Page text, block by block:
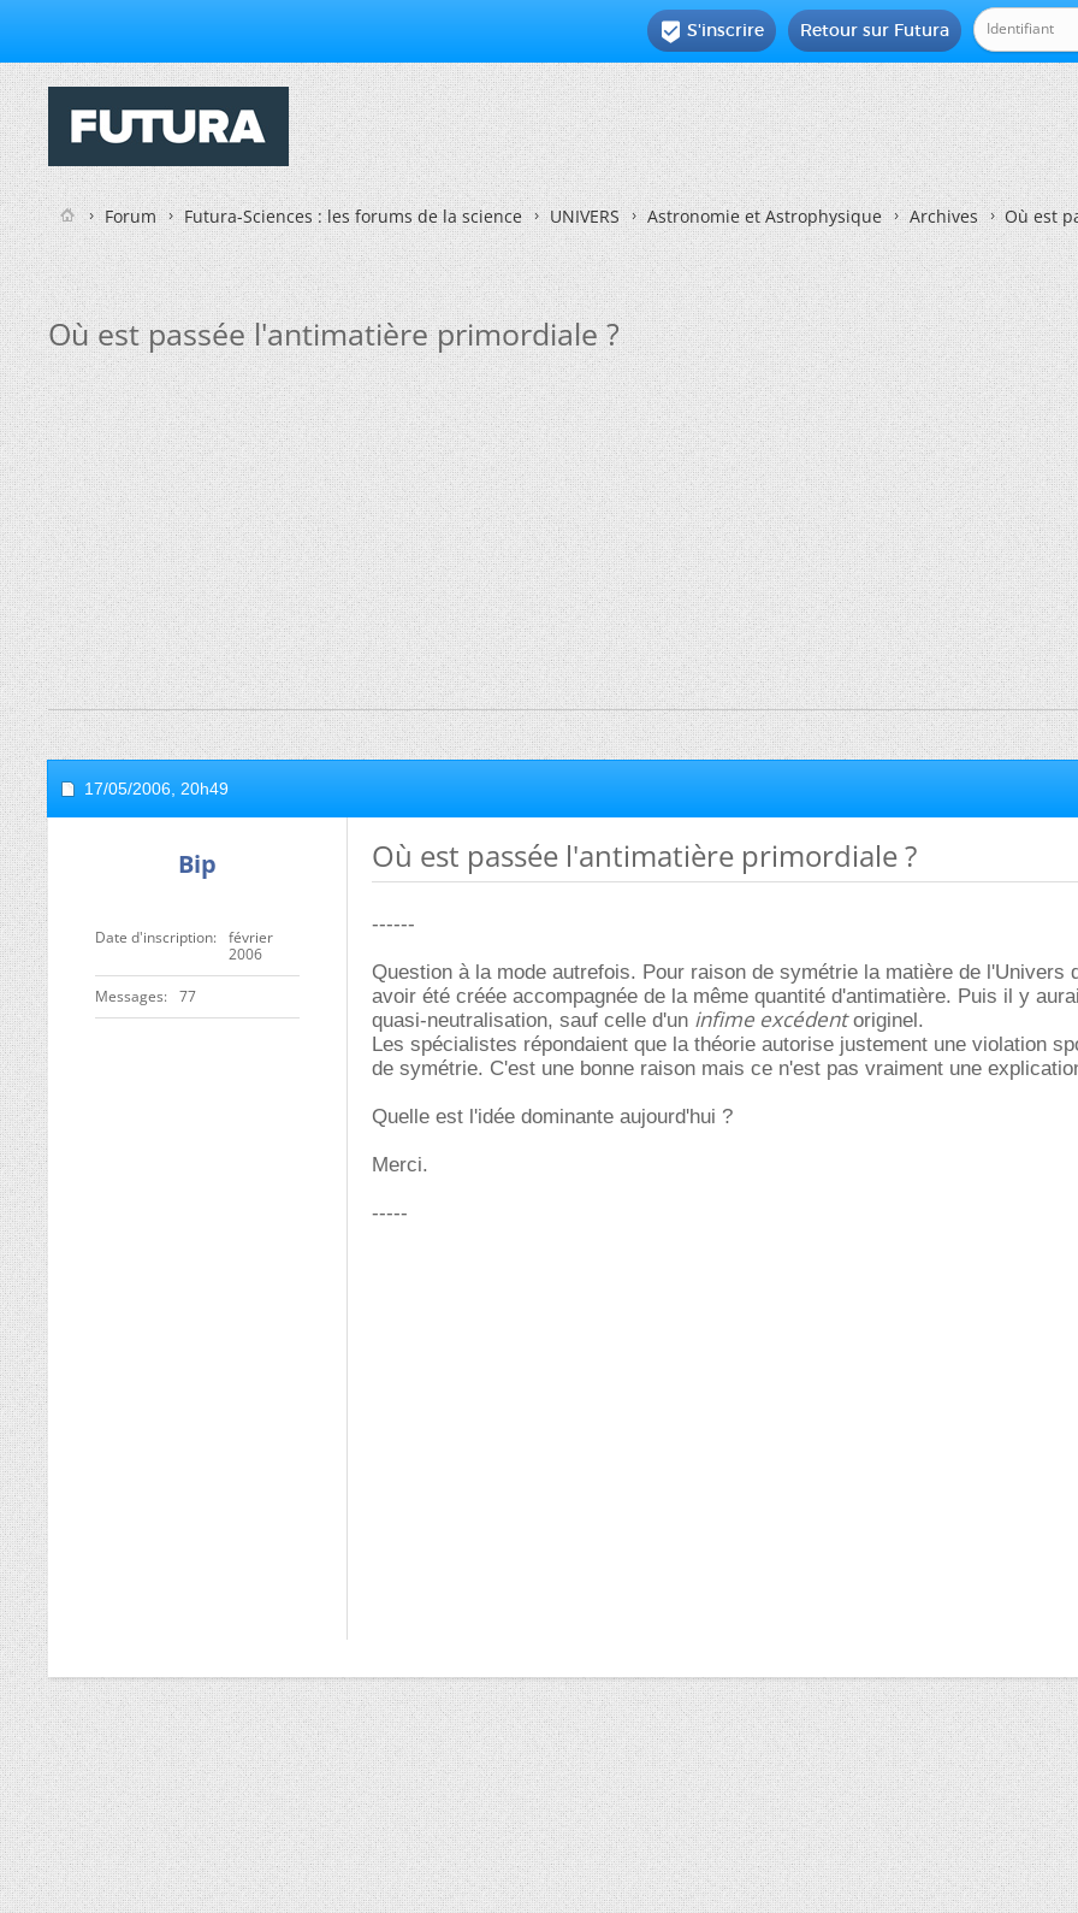
Retour sur Futura
 S'inscrire
Forum Futura-Sciences : les forums de la science UNIVERS Astronomie et Astrophysique Archives Où est
Où est passée l'antimatière primordiale ?
17/05/2006, 20h49
Bip
Date d'inscription
février
2006
Messages 77
Où est passée l'antimatière primordiale ?
------
Question à la mode autrefois. Pour raison de symétrie la matière de l'Univers
avoir été créée accompagnée de la même quantité d'antimatière. Puis il y
quasi-neutralisation, sauf celle d'un infime excédentoriginel.
Les spécialistes répondaient que la théorie autorise justement une violation
de symétrie. C'est une bonne raison mais ce n'est pas vraiment une
Quelle est l'idée dominante aujourd'hui ?
Merci.
-----